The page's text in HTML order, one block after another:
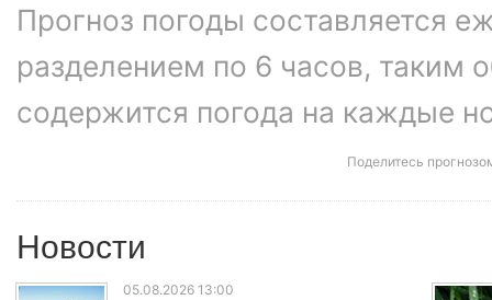
Прогноз погоды составляется
разделением по 6 часов, таким
содержится погода на каждые
Поделитесь
Новости
05.08.2026 13:00